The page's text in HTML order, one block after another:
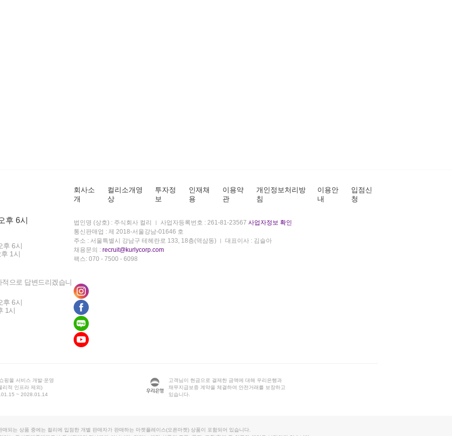
후 6시
후 6시
1시
으로 답변드리겠습니
후 6시
1시
회사소
개
컬리소개영
상
투자정
보
인재채
용
이용약
관
개인정보처리방
침
이용안
내
입점신
청
법인명 (상호) : 주식회사 컬리 사업자등록번호 : 261-81-23567 사업자정보 확인
통신판매업 : 제 2018-서울강남-01646 호
주소 : 서울특별시 강남구 테헤란로 133, 18층(역삼동)
대표이사 : 김슬아
채용문의 : recruit@kurlycorp.com
팩스: 070 - 7500 - 6098
핑몰 서비스 개발·운영
리적 인프라 제외)
~ 2028.01.14
고객님이 현금으로 결제한 금액에 대해 우리은행과
채무지급보증 계약을 체결하여 안전거래를 보장하고
있습니다.
매되는 상품 중에는 컬리에 입점한 개별 판매자가 판매하는 마켓플레이스(오픈마켓) 상품이 포함되어 있습니다.